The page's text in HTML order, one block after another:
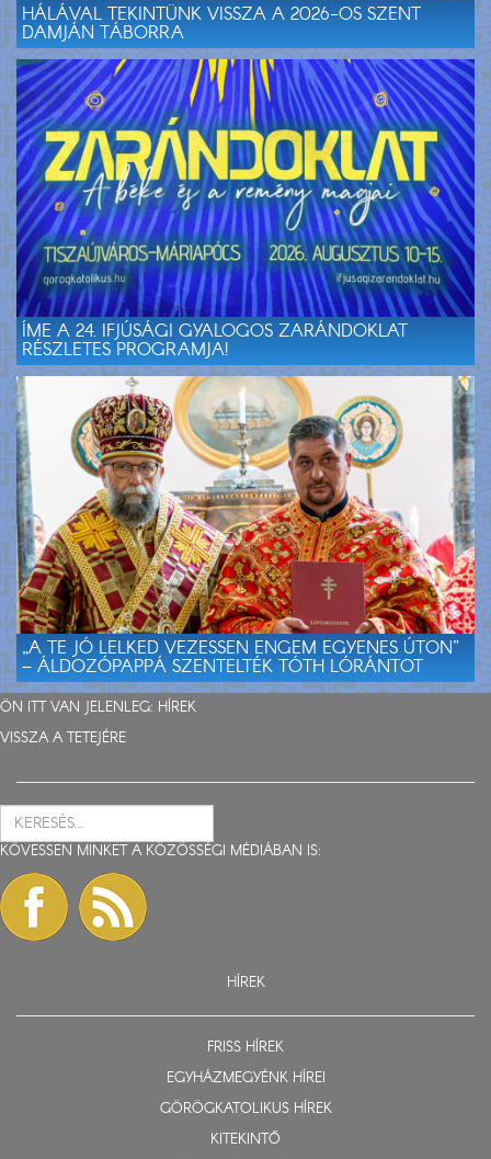
HÁLÁVAL TEKINTÜNK VISSZA A 2026-OS SZENT
DAMJÁN TÁBORRA
ÍME A 24. IFJÚSÁGI GYALOGOS ZARÁNDOKLAT
RÉSZLETES PROGRAMJA!
„A TE JÓ LELKED VEZESSEN ENGEM EGYENES ÚTON”
– ÁLDOZÓPAPPÁ SZENTELTÉK TÓTH LÓRÁNTOT
ÖN ITT VAN JELENLEG: HÍREK
VISSZA A TETEJÉRE
KÖVESSEN MINKET A KÖZÖSSÉGI MÉDIÁBAN IS:
HÍREK
FRISS HÍREK
EGYHÁZMEGYÉNK HÍREI
GÖRÖGKATOLIKUS HÍREK
KITEKINTŐ